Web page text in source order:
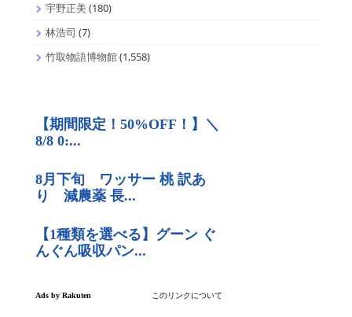
宇野正美(180)
林浩司 (7)
竹取物語博物館(1,558)